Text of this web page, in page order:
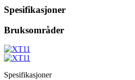
Spesifikasjoner
Bruksområder
Spesifikasjoner